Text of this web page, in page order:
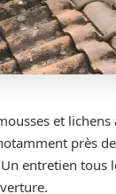
et
près
entretien tous